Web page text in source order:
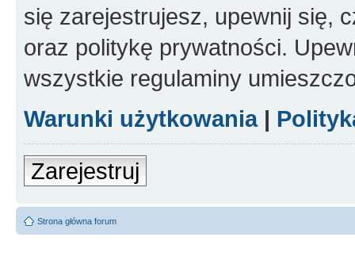
się zarejestrujesz, upewnij się,
oraz politykę prywatności.
wszystkie regulaminy
Warunki użytkowania|
Zarejestruj
Strona główna forum